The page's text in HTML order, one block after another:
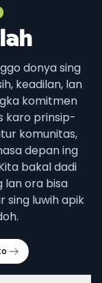
donya sing
keadilan, lan
komitmen
karo prinsip-
komunitas,
depan ing
bakal dadi
lan ora bisa
sing luwih apik